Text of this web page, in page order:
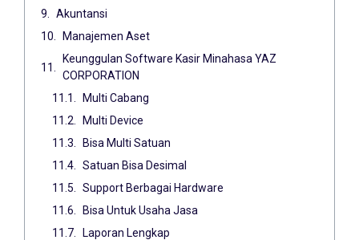
Akuntansi
Manajemen Aset
Keunggulan Software Kasir Minahasa YAZ
CORPORATION
Multi Cabang
Multi Device
Bisa Multi Satuan
Satuan Bisa Desimal
Support Berbagai Hardware
Bisa Untuk Usaha Jasa
Laporan Lengkap